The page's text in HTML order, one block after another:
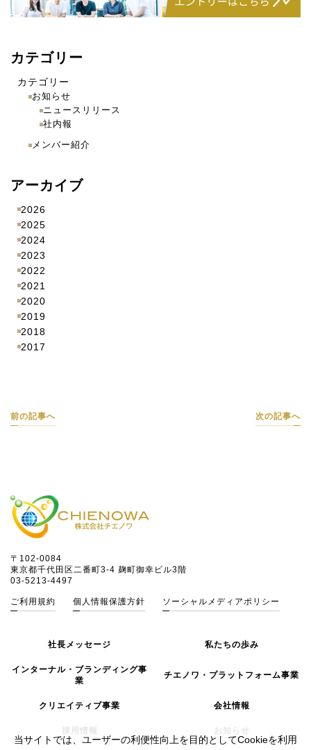
カテゴリー
カテゴリー
お知らせ
ニュースリリース
社内報
メンバー紹介
アーカイブ
2026
2025
2024
2023
2022
2021
2020
2019
2018
2017
前の記事へ 次の記事へ
〒102-0084
東京都千代田区二番町3-4 麹町御幸ビル3階
03-5213-4497
ご利用規約 個人情報保護方針 ソーシャルメディアポリシー
社長メッセージ 私たちの歩み
インターナル・ブランディング事
業
チエノワ・プラットフォーム事業
クリエイティブ事業 会社情報
採用情報 お知らせ
当サイトでは、ユーザーの利便性向上を目的としてCookieを利用